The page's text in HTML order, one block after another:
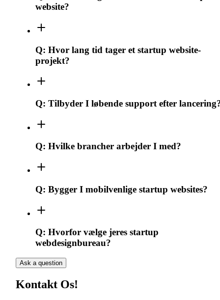
website?
Q: Hvor lang tid tager et startup website-
projekt?
Q: Tilbyder I løbende support efter
Q: Hvilke brancher arbejder I med?
Q: Bygger I mobilvenlige startup websites?
Q: Hvorfor vælge jeres startup
webdesignbureau?
Ask a question
Kontakt Os!